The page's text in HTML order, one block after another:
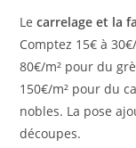
Lecarrelage et la
Comptez 15€ à
80€/m² pour du
150€/m² pour du
nobles. La pose
découpes.